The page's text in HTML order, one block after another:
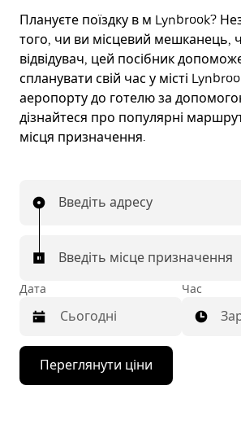
Плануєте поїздку в м Lynbrook?
того, чи ви місцевий мешканець,
відвідувач, цей посібник
спланувати свій час у місті
аеропорту до готелю за
дізнайтеся про популярні
місця призначення.
Введіть адресу
Введіть місце призначення
Дата
Натисніть
клавішу
зі
Час
Переглянути ціни